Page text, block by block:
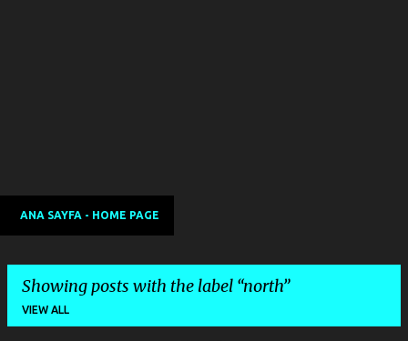
ANA SAYFA - HOME PAGE
Showing posts with the label north
VIEW ALL